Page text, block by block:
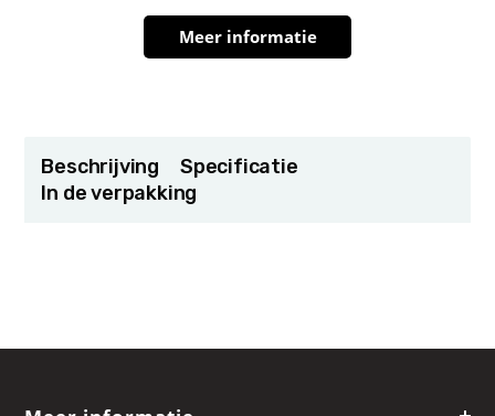
Meer informatie
Beschrijving
Specificatie
In de verpakking